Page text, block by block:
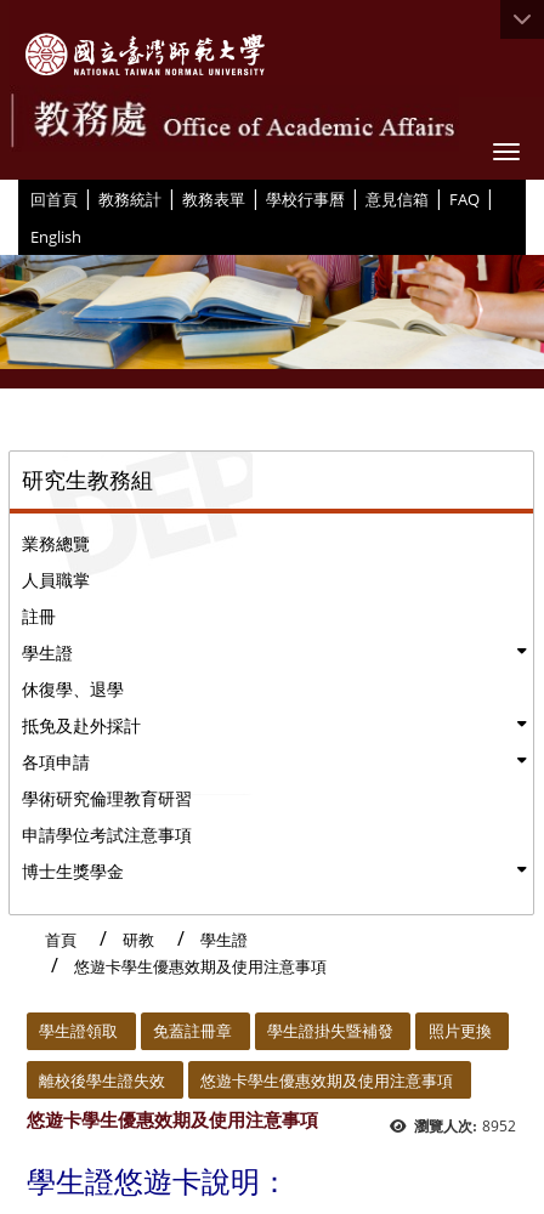
回首頁 | 教務統計 | 教務表單 | 學校行事曆 | 意見信箱 | FAQ |
English
研究生教務組
業務總覽
人員職掌
註冊
學生證
休復學、退學
抵免及赴外採計
各項申請
學術研究倫理教育研習
申請學位考試注意事項
博士生獎學金
首頁 研教
學生證
悠遊卡學生優惠效期及使用注意事項
學生證領取 免蓋註冊章 學生證掛失暨補發 照片更換
離校後學生證失效 悠遊卡學生優惠效期及使用注意事項
瀏覽人次: 8952
悠遊卡學生優惠效期及使用注意事項
學生證悠遊卡說明：